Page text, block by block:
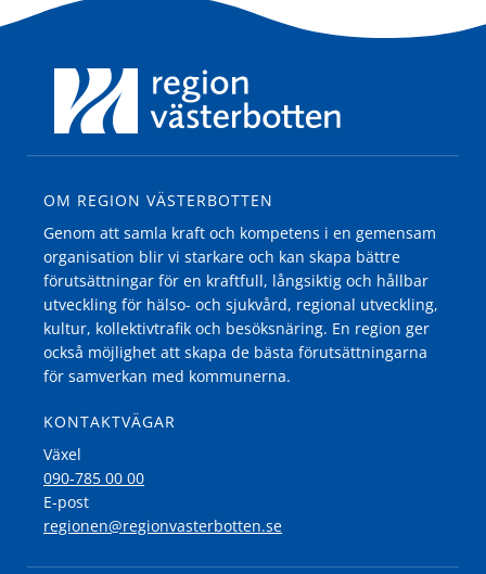
OM REGION VÄSTERBOTTEN
Genom att samla kraft och kompetens i en gemensam
organisation blir vi starkare och kan skapa bättre
förutsättningar för en kraftfull, långsiktig och hållbar
utveckling för hälso- och sjukvård, regional utveckling,
kultur, kollektivtrafik och besöksnäring. En region ger
också möjlighet att skapa de bästa förutsättningarna
för samverkan med kommunerna.
KONTAKTVÄGAR
Växel
090-785 00 00
E-post
regionen@regionvasterbotten.se